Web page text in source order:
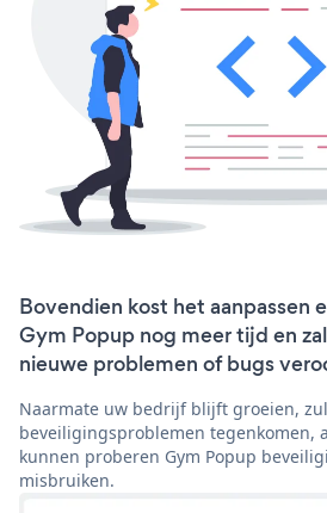
Bovendien kost het aanpassen
Gym Popup nog meer tijd en
nieuwe problemen of bugs
Naarmate uw bedrijf blijft groeien,
beveiligingsproblemen tegenkomen,
kunnen proberen Gym Popup
misbruiken.